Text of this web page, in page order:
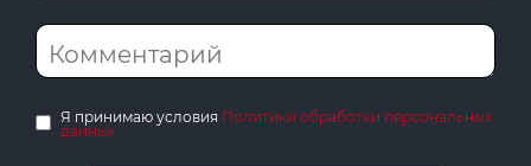
Я принимаю условия Политики обработки персональных
данных